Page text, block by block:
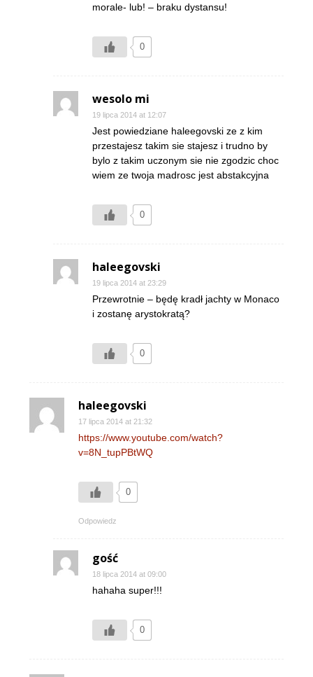
morale- lub! – braku dystansu!
0
wesolo mi
19 lipca 2014 at 12:07
Jest powiedziane haleegovski ze z kim
przestajesz takim sie stajesz i trudno by
bylo z takim uczonym sie nie zgodzic choc
wiem ze twoja madrosc jest abstakcyjna
0
haleegovski
19 lipca 2014 at 23:29
Przewrotnie – będę kradł jachty w Monaco
i zostanę arystokratą?
0
haleegovski
17 lipca 2014 at 21:32
https://www.youtube.com/watch?
v=8N_tupPBtWQ
0
Odpowiedz
gość
18 lipca 2014 at 09:00
hahaha super!!!
0